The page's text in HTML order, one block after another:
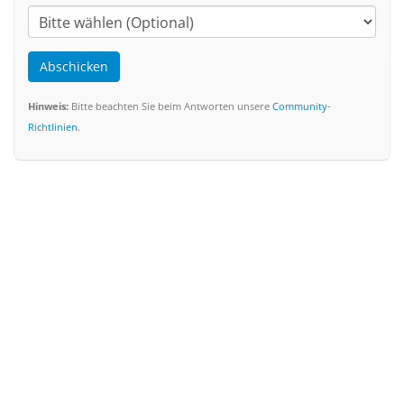
Abschicken
Hinweis: Bitte beachten Sie beim Antworten unsere Community-
Richtlinien.